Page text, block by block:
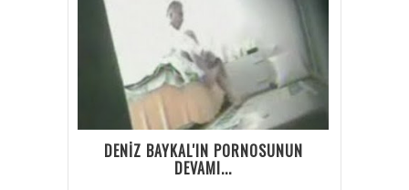
DENİZ BAYKAL'IN PORNOSUNUN
DEVAMI...